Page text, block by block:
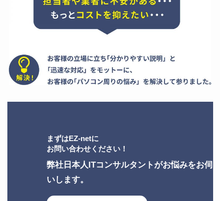
まずはEZ-netに
お問い合わせください！
弊社日本人ITコンサルタントがお悩みをお伺
いします。